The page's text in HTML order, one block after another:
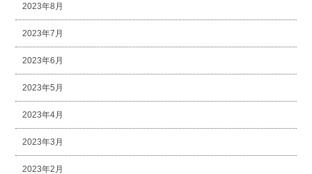
2023年8月
2023年7月
2023年6月
2023年5月
2023年4月
2023年3月
2023年2月